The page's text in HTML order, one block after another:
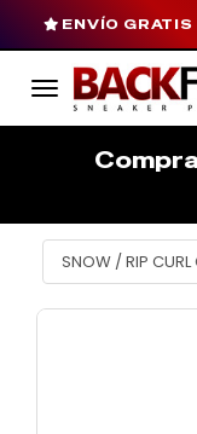
Toggle navigation
ENVÍO
SNOW / RIP